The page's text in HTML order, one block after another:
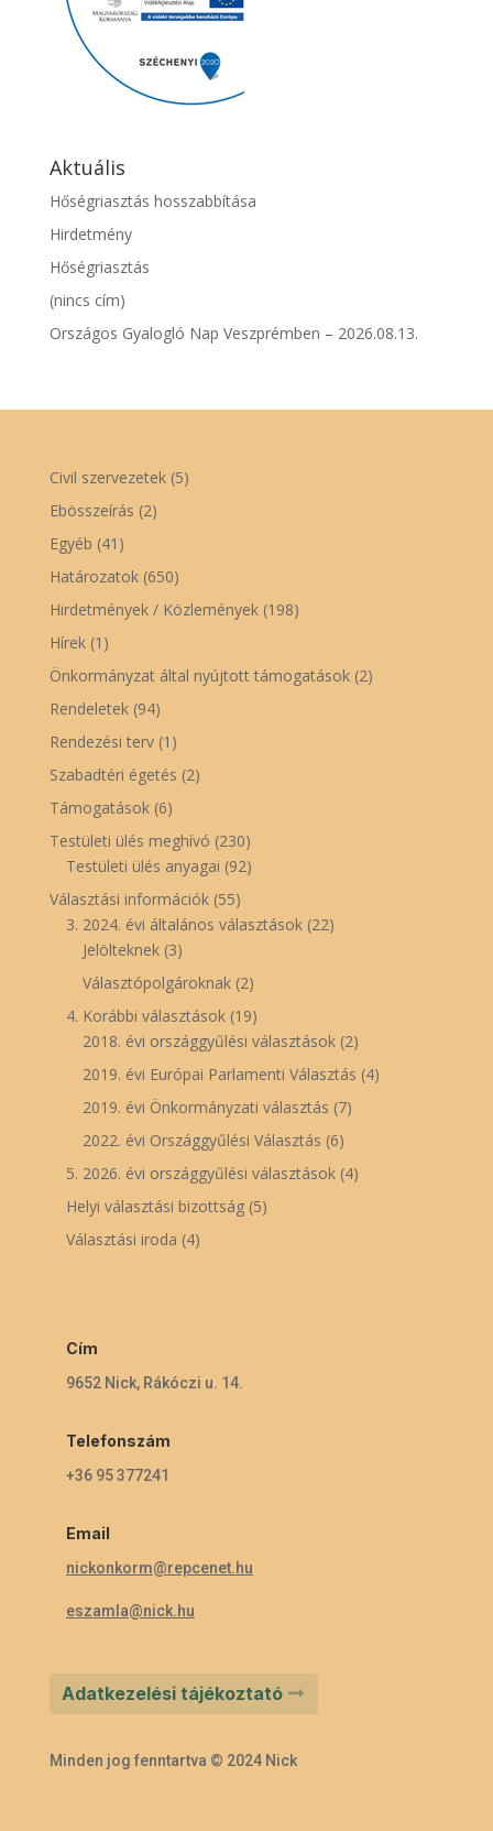
Aktuális
Hőségriasztás hosszabbítása
Hirdetmény
Hőségriasztás
(nincs cím)
Országos Gyalogló Nap Veszprémben – 2026.08.13.
Civil szervezetek(5)
Ebösszeírás (2)
Egyéb (41)
Határozatok(650)
Hirdetmények / Közlemények(198)
Hírek(1)
Önkormányzat által nyújtott támogatások(2)
Rendeletek(94)
Rendezési terv(1)
Szabadtéri égetés (2)
Támogatások(6)
Testületi ülés meghívó (230)
Testületi ülés anyagai (92)
Választási információk(55)
3. 2024. évi általános választások(22)
Jelölteknek(3)
Választópolgároknak(2)
4. Korábbi választások(19)
2018. évi országgyűlési választások(2)
2019. évi Európai Parlamenti Választás (4)
2019. évi Önkormányzati választás (7)
2022. évi Országgyűlési Választás (6)
5. 2026. évi országgyűlési választások(4)
Helyi választási bizottság(5)
Választási iroda (4)
Cím
9652 Nick, Rákóczi u. 14.
Telefonszám
+36 95 377241
Email
nickonkorm@repcenet.hu
eszamla@nick.hu
Adatkezelési tájékoztató
Minden jog fenntartva © 2024 Nick